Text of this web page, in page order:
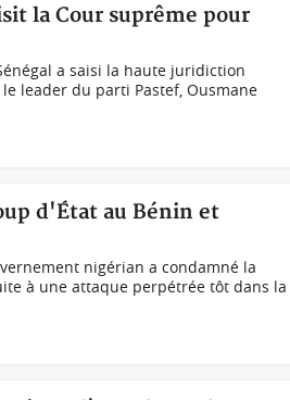
la Cour suprême pour
a saisi la haute juridiction
leader du parti Pastef, Ousmane
d'État au Bénin et
nigérian a condamné la
à une attaque perpétrée tôt dans la